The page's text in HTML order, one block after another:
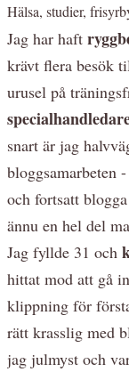
Hälsa, studier,
Jag har haft
krävt flera besök
urusel på
snart är jag
bloggsamarbeten
och fortsatt
ännu en hel del
Jag fyllde 31 och
hittat mod att gå
klippning för
rätt krasslig med
jag julmyst och